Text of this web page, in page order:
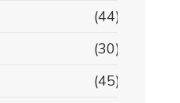
(44)
(30)
(45)